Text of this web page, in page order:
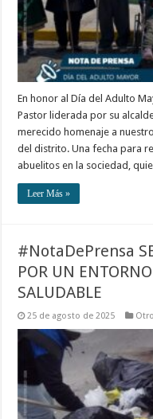
En honor al Día del Adulto
Pastor liderada por su
merecido homenaje a
del distrito. Una fecha para
abuelitos en la sociedad,
Leer Más »
#NotaDePrensa
POR UN
SALUDABLE
25 de agosto de 2025